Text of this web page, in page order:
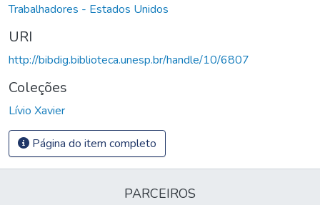
Trabalhadores - Estados Unidos
URI
http://bibdig.biblioteca.unesp.br/handle/10/6807
Coleções
Lívio Xavier
Página do item completo
PARCEIROS